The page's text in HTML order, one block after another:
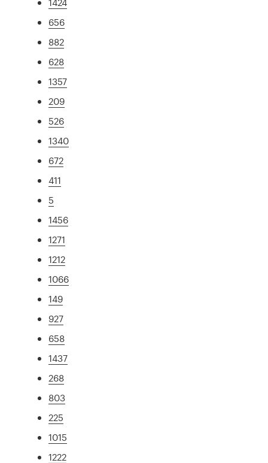
656
882
628
1357
209
526
1340
672
411
5
1456
1271
1212
1066
149
927
658
1437
268
803
225
1015
1222